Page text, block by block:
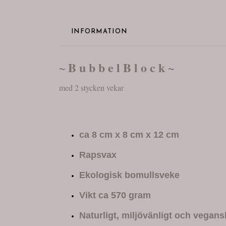
INFORMATION
~ B u b b e l B l o c k ~
med 2 stycken vekar
ca 8 cm x 8 cm x 12 cm
Rapsvax
Ekologisk bomullsveke
Vikt ca 570 gram
Naturligt, miljövänligt och